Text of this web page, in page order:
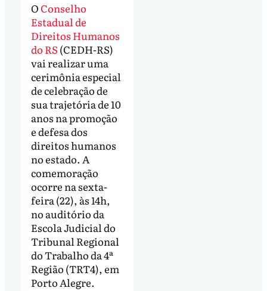
OConselho
Estadual de
Direitos Humanos
do RS (CEDH-RS)
vai realizar uma
cerimônia especial
de celebração de
sua trajetória de 10
anos na promoção
e defesa dos
direitos humanos
no estado. A
comemoração
ocorre na sexta-
feira (22), às 14h,
no auditório da
Escola Judicial do
Tribunal Regional
do Trabalho da 4ª
Região (TRT4), em
Porto Alegre.